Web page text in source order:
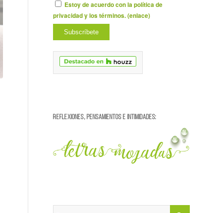
Estoy de acuerdo con la política de
privacidad y los términos. (enlace)
REFLEXIONES, PENSAMIENTOS E INTIMIDADES: